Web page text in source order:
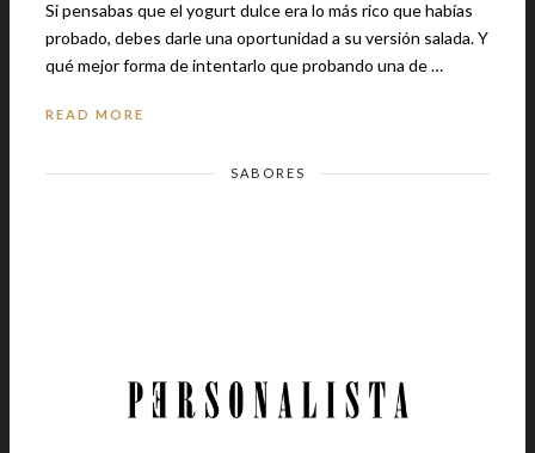
Si pensabas que el yogurt dulce era lo más rico que habías
probado, debes darle una oportunidad a su versión salada. Y
qué mejor forma de intentarlo que probando una de …
READ MORE
SABORES